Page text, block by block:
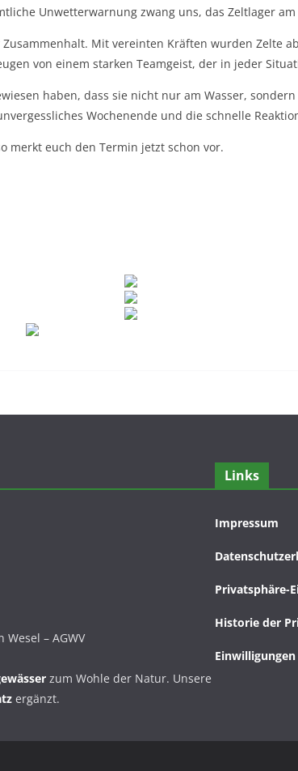
Unwetterwarnung zwang uns, das Zeltlager
Mit vereinten Kräften wurden Zelte
von einem starken Teamgeist, der in jeder
haben, dass sie nicht nur am Wasser,
Wochenende und die schnelle
merkt euch den Termin jetzt schon vor.
– AGWV
zum Wohle der Natur. Unsere
ergänzt.
Links
Impressum
Privatsphäre-
Historie der